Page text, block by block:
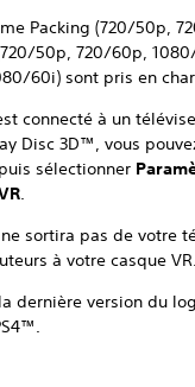
Packing (720/50p,
50p, 720/60p,
60i) sont pris en
connecté à un
Disc 3D™, vous
sélectionner
.
sortira pas de votre
à votre casque VR.
dernière version du